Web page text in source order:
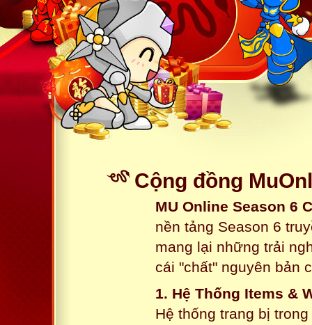
Cộng đồng
MU Online Season 6
nền tảng Season 6
mang lại những trải
cái "chất" nguyên bản
1. Hệ Thống Items &
Hệ thống trang bị